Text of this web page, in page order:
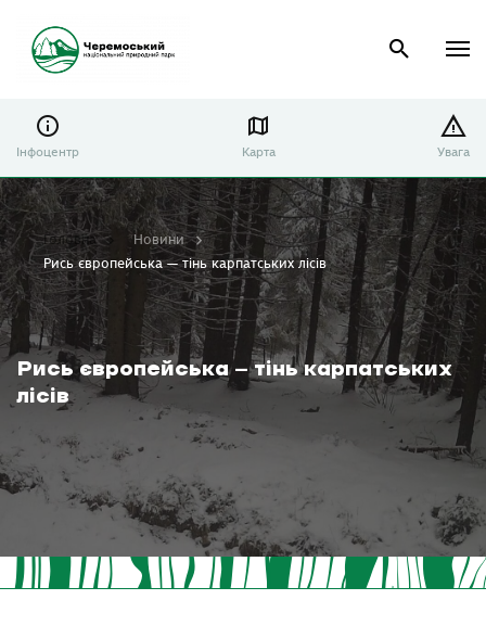
Інфоцентр Карта Увага
Рись європейська — тінь карпатських
лісів
Головна
Новини
Рись європейська — тінь карпатських лісів